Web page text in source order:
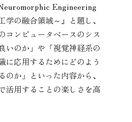
Engineering
学の融合領域～』と題し、
コンピュータベースのシス
いのか」や「視覚神経系の
に応用するためにどのよう
か」といった内容から、
活用することの楽しさを高